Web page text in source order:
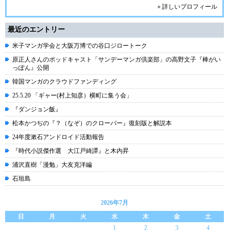
» 詳しいプロフィール
最近のエントリー
米子マンガ学会と大阪万博での谷口ジロートーク
原正人さんのポッドキャスト「サンデーマンガ倶楽部」の高野文子『棒がい
っぽん』公開
韓国マンガのクラウドファンディング
25.5.20 「ギャー(村上知彦）横町に集う会」
『ダンジョン飯』
松本かつぢの『？（なぞ）のクローバー』復刻版と解説本
24年度漱石アンドロイド活動報告
『時代小説傑作選 大江戸綺譚』と木内昇
浦沢直樹「漫勉」大友克洋編
石垣島
2026年7月
日
月 火 水 木 金
土
1
2 3
4